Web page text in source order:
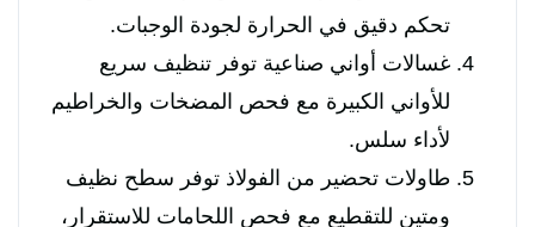
تحكم دقيق في الحرارة لجودة الوجبات.
غسالات أواني صناعية توفر تنظيف سريع
للأواني الكبيرة مع فحص المضخات والخراطيم
لأداء سلس.
طاولات تحضير من الفولاذ توفر سطح نظيف
ومتين للتقطيع مع فحص اللحامات للاستقرار،